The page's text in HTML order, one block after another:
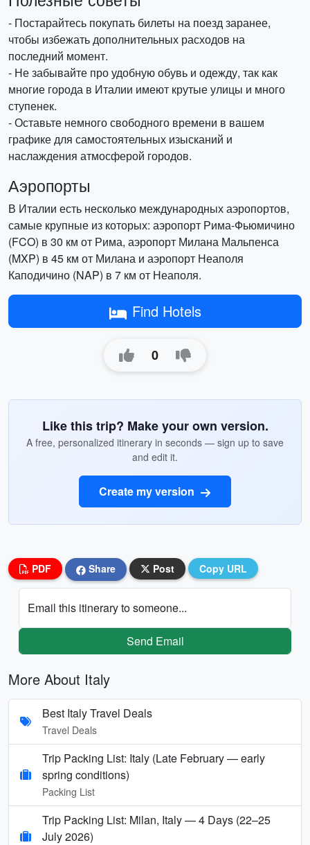
- Постарайтесь покупать билеты на поезд заранее,
чтобы избежать дополнительных расходов на
последний момент.
- Не забывайте про удобную обувь и одежду, так как
многие города в Италии имеют крутые улицы и много
ступенек.
- Оставьте немного свободного времени в вашем
графике для самостоятельных изысканий и
наслаждения атмосферой городов.
Аэропорты
В Италии есть несколько международных аэропортов,
самые крупные из которых: аэропорт Рима-Фьюмичино
(FCO) в 30 км от Рима, аэропорт Милана Мальпенса
(MXP) в 45 км от Милана и аэропорт Неаполя
Каподичино (NAP) в 7 км от Неаполя.
Find Hotels
0
Like this trip? Make your own version.
A free, personalized itinerary in seconds — sign up to save
and edit it.
Create my version
PDF Share Post Copy URL
Email this itinerary to someone...
Send Email
More About Italy
Best Italy Travel Deals
Travel Deals
Trip Packing List: Italy (Late February — early
spring conditions)
Packing List
Trip Packing List: Milan, Italy — 4 Days (22–25
July 2026)